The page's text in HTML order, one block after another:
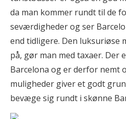
da man kommer rundt til de
seværdigheder og ser
end tidligere. Den luksuriøse
på, gør man med taxaer. Der
Barcelona og er derfor nemt
muligheder giver et godt
bevæge sig rundt i skønne